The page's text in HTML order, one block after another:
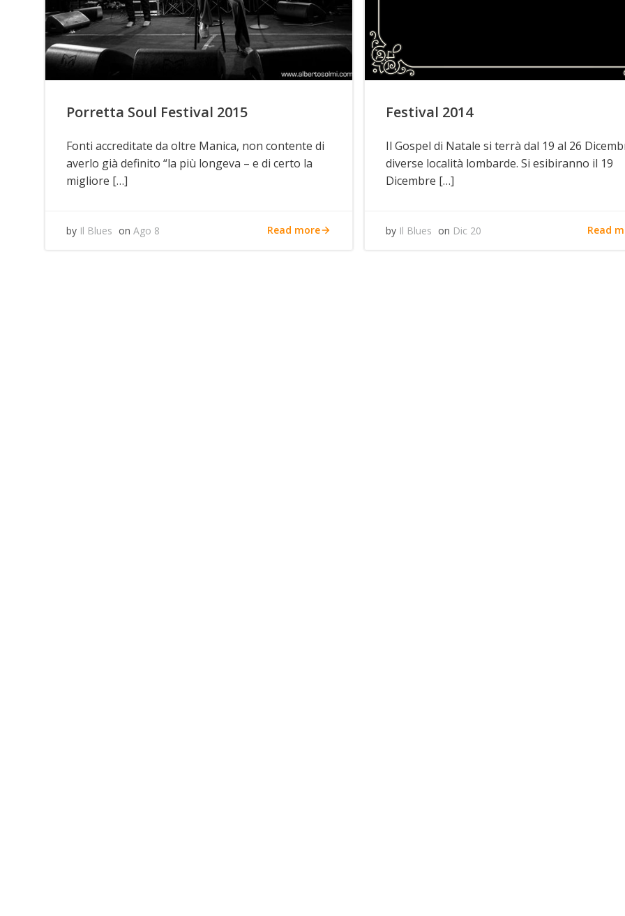
Porretta Soul Festival 2015
Fonti accreditate da oltre Manica, non contente di
averlo già definito “la più longeva – e di certo la
migliore […]
by Il Blues on Ago 8 Read more
Festival 2014
Il Gospel di Natale si terrà dal 19 al 26
diverse località lombarde. Si esibiranno il 19
Dicembre […]
by Il Blues on Dic 20 Read